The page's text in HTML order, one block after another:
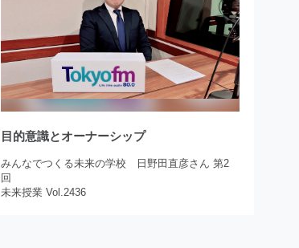
目的意識とオーナーシップ
みんなでつくる未来の学校 日野田直彦さん 第2
回
未来授業 Vol.2436